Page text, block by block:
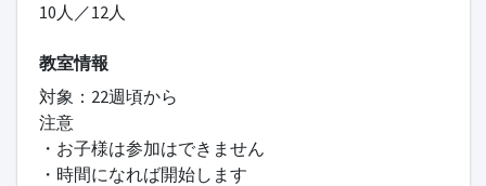
10人／12人
教室情報
対象：22週頃から
注意
・お子様は参加はできません
・時間になれば開始します